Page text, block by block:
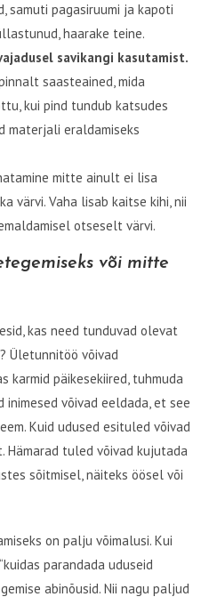
samuti pagasiruumi ja kapoti
haarake teine.
savikangi kasutamist.
saasteained, mida
kui pind tundub katsudes
materjali eraldamiseks
mitte ainult ei lisa
värvi. Vaha lisab kaitse kihi, nii
otseselt värvi.
või mitte
kas need tunduvad olevat
Ületunnitöö võivad
karmid päikesekiired, tuhmuda
inimesed võivad eeldada, et see
Kuid udused esituled võivad
Hämarad tuled võivad kujutada
sõitmisel, näiteks öösel või
on palju võimalusi. Kui
parandada uduseid
abinõusid. Nii nagu paljud